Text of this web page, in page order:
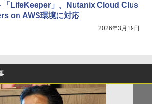
「LifeKeeper」、Nutanix Cloud Clus
on AWS環境に対応
2026年3月19日